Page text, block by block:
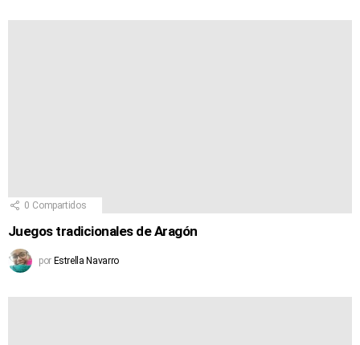
0 Compartidos
Juegos tradicionales de Aragón
por Estrella Navarro